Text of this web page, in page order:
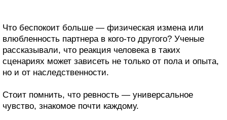
Что беспокоит больше — физическая измена или
влюбленность партнера в кого-то другого? Ученые
рассказывали, что реакция человека в таких
сценариях может зависеть не только от пола и опыта,
но и от наследственности.
Стоит помнить, что ревность — универсальное
чувство, знакомое почти каждому.